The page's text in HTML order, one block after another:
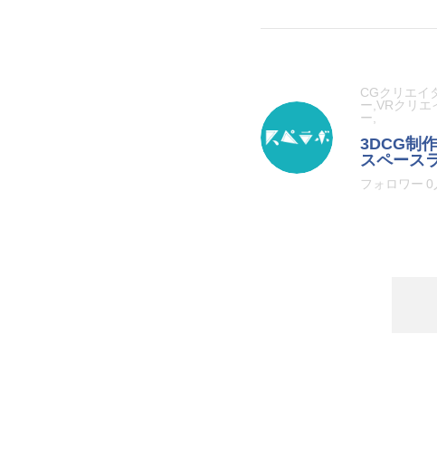
CGクリエイ
ー,VRクリエ
ー,
3DCG制
スペース
フォロワー 0